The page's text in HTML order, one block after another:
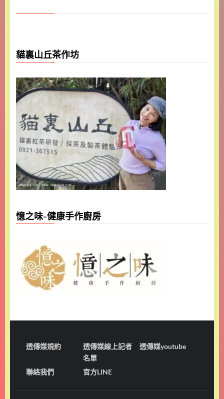
貓裏山丘茶作坊
憶之味-健康手作廚房
透傳媒規約
透傳媒線上記者
名單
透傳媒youtube
聯絡我們 官方LINE